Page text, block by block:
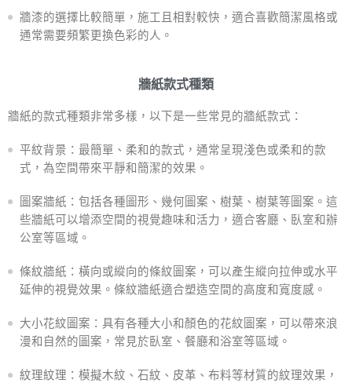
牆漆的選擇比較簡單，施工且相對較快，適合喜歡簡潔風格或
通常需要頻繁更換色彩的人。
牆紙款式種類
牆紙的款式種類非常多樣，以下是一些常見的牆紙款式：
平紋背景：最簡單、柔和的款式，通常呈現淺色或柔和的款
式，為空間帶來平靜和簡潔的效果。
圖案牆紙：包括各種圖形、幾何圖案、樹葉、樹葉等圖案。這
些牆紙可以增添空間的視覺趣味和活力，適合客廳、臥室和辦
公室等區域。
條紋牆紙：橫向或縱向的條紋圖案，可以產生縱向拉伸或水平
延伸的視覺效果。條紋牆紙適合塑造空間的高度和寬度感。
大小花紋圖案：具有各種大小和顏色的花紋圖案，可以帶來浪
漫和自然的圖案，常見於臥室、餐廳和浴室等區域。
紋理紋理：模擬木紋、石紋、皮革、布料等材質的紋理效果，